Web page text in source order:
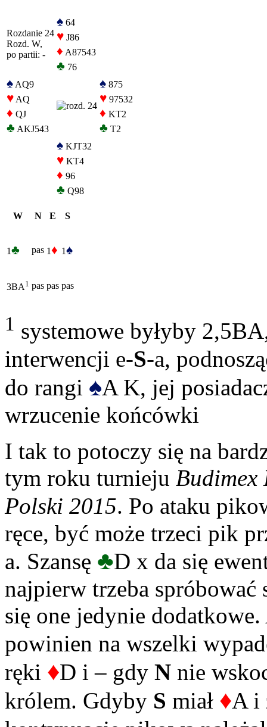
Rozdanie 24
Rozd. W,
po partii: -
♠ 64
♥ J86
♦ A87543
♣ 76
♠ AQ9
♥ AQ
♦ QJ
♣ AKJ543
♠ 875
♥ 97532
♦ KT2
♣ T2
♠ KJT32
♥ KT4
♦ 96
♣ Q98
W N E S
1♣ pas 1♦ 1♠
3BA 1 pas pas pas
1 systemowe byłyby
interwencji e-S-a,
do rangi ♠A K, jej
wrzucenie końcówki
I tak to potoczy się na
tym roku turnieju Budimex
Polski 2015. Po ataku
ręce, być może trzeci pik
a. Szansę ♣D x da się
najpierw trzeba
się one jedynie
powinien na wszelki
ręki ♦D i – gdy N nie
królem. Gdyby S miał ♦A i